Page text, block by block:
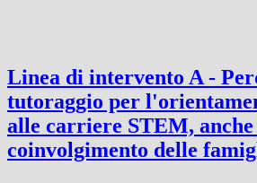
Linea di intervento A -
tutoraggio per
alle carriere STEM,
coinvolgimento delle